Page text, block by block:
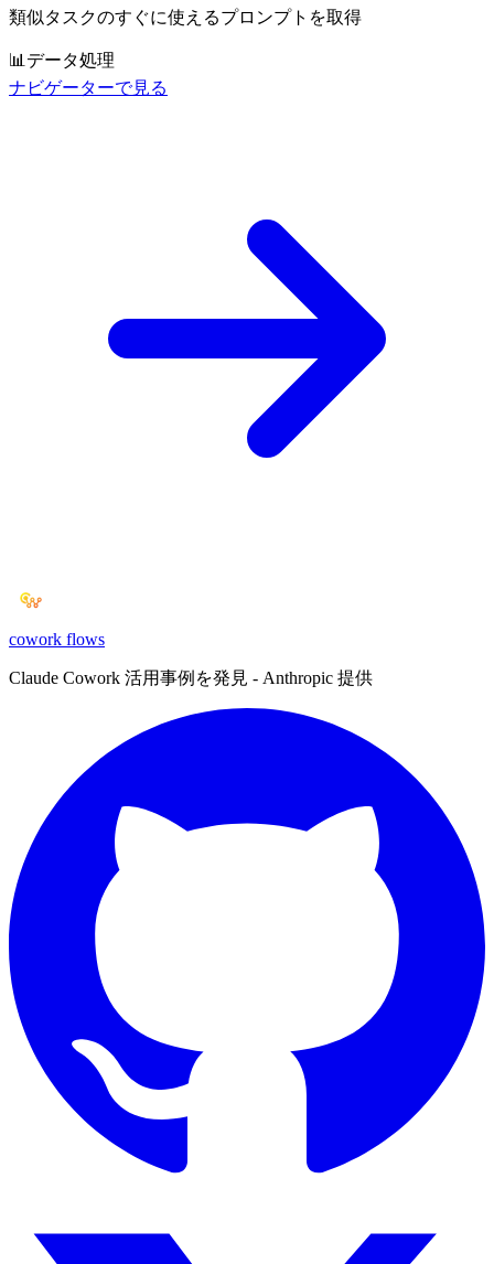
類似タスクのすぐに使えるプロンプトを取得
📊 データ処理
ナビゲーターで見る
cowork flows
Claude Cowork 活用事例を発見 - Anthropic 提供